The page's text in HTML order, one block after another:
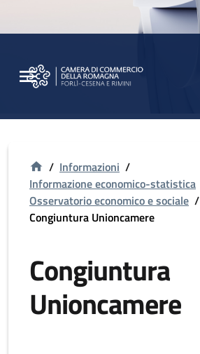
/ Informazioni /
Informazione economico-statistica
Osservatorio economico e sociale /
Congiuntura Unioncamere
Congiuntura
Unioncamere